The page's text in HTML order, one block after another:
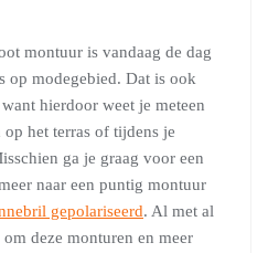
montuur is vandaag de dag
op modegebied. Dat is ook
hierdoor weet je meteen
op het terras of tijdens je
ga je graag voor een
naar een puntig montuur
gepolariseerd. Al met al
deze monturen en meer